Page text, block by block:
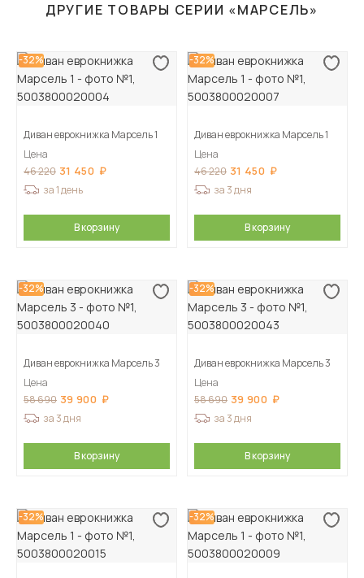
ДРУГИЕ ТОВАРЫ СЕРИИ «МАРСЕЛЬ»
-32%
Диван еврокнижка Марсель 1
Цена
46 220 31 450
за 1 день
В корзину
-32%
Диван еврокнижка Марсель 1
Цена
46 220 31 450
за 3 дня
В корзину
-32%
Диван еврокнижка Марсель 3
Цена
58 690 39 900
за 3 дня
В корзину
-32%
Диван еврокнижка Марсель 3
Цена
58 690 39 900
за 3 дня
В корзину
-32% -32%